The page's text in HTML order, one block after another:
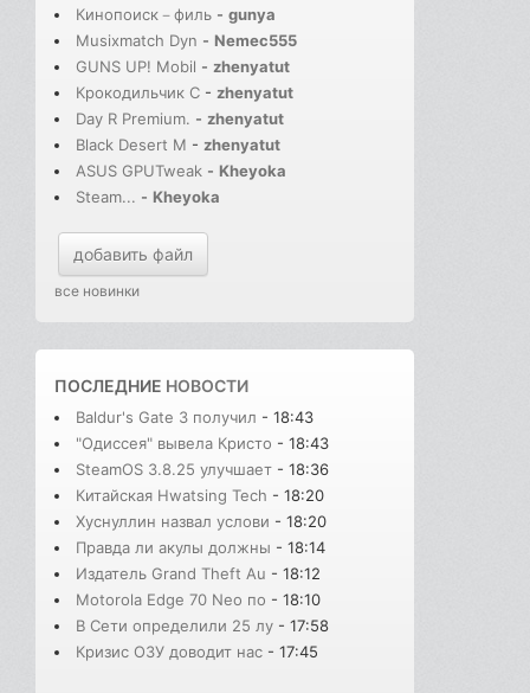
Кинопоиск－филь - gunya
Musixmatch Dyn - Nemec555
GUNS UP! Mobil - zhenyatut
Крокодильчик С - zhenyatut
Day R Premium. - zhenyatut
Black Desert M - zhenyatut
ASUS GPUTweak - Kheyoka
Steam... - Kheyoka
добавить файл
все новинки
ПОСЛЕДНИЕ НОВОСТИ
Baldur's Gate 3 получил - 18:43
"Одиссея" вывела Кристо - 18:43
SteamOS 3.8.25 улучшает - 18:36
Китайская Hwatsing Tech - 18:20
Хуснуллин назвал услови - 18:20
Правда ли акулы должны - 18:14
Издатель Grand Theft Au - 18:12
Motorola Edge 70 Neo по - 18:10
В Сети определили 25 лу - 17:58
Кризис ОЗУ доводит нас - 17:45